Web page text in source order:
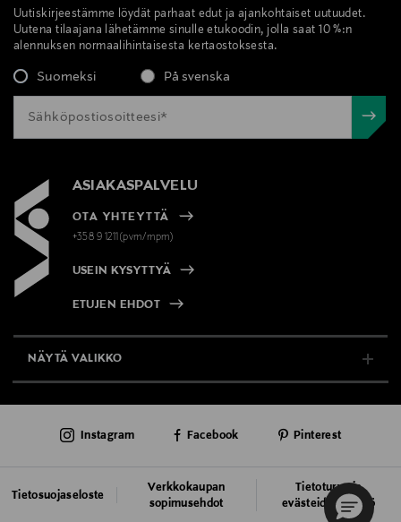
Uutiskirjeestämme löydät parhaat edut ja ajankohtaiset uutuudet.
Uutena tilaajana lähetämme sinulle etukoodin, jolla saat 10 %:n
alennuksen normaalihintaisesta kertaostoksesta.
Suomeksi På svenska
ASIAKASPALVELU
OTA YHTEYTTÄ
+358 9 1211(pvm/mpm)
USEIN KYSYTTYÄ
ETUJEN EHDOT
NÄYTÄ VALIKKO
AJANKOHTAISTA
Tietosuojaseloste
Verkkokaupan
sopimusehdot
Tietoturva ja
evästeiden käyttö
Instagram Facebook Pinterest